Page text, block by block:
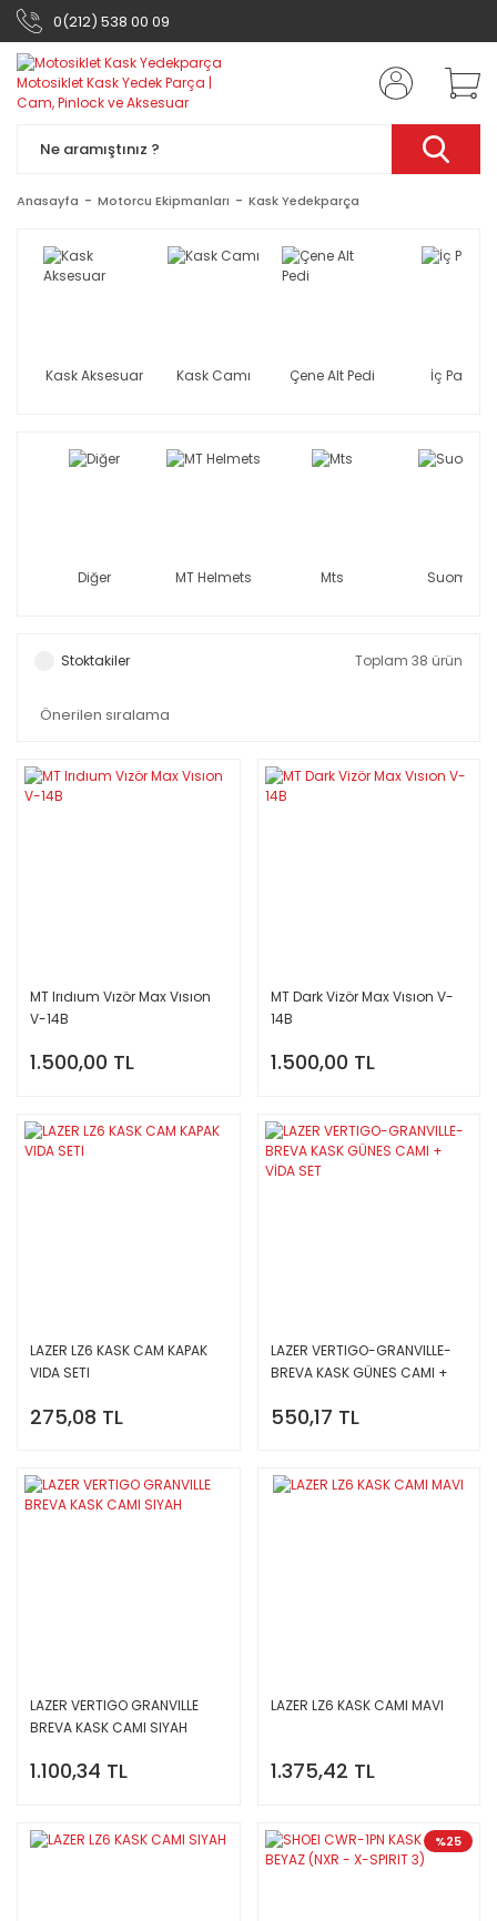
0(212) 538 00 09
Anasayfa Motorcu Ekipmanları Kask Yedekparça
Kask Aksesuar Kask Camı Çene Alt Pedi İç Pad
Diğer MT Helmets Mts Suomy
Stoktakiler Toplam 38 ürün
MT Irıdıum Vızör Max Vısıon
V-14B
1.500,00 TL
MT Dark Vizör Max Vısıon V-
14B
1.500,00 TL
LAZER LZ6 KASK CAM KAPAK
VIDA SETI
275,08 TL
LAZER VERTIGO-GRANVILLE-
BREVA KASK GÜNES CAMI +
550,17 TL
LAZER VERTIGO GRANVILLE
BREVA KASK CAMI SIYAH
1.100,34 TL
LAZER LZ6 KASK CAMI MAVI
1.375,42 TL
%25